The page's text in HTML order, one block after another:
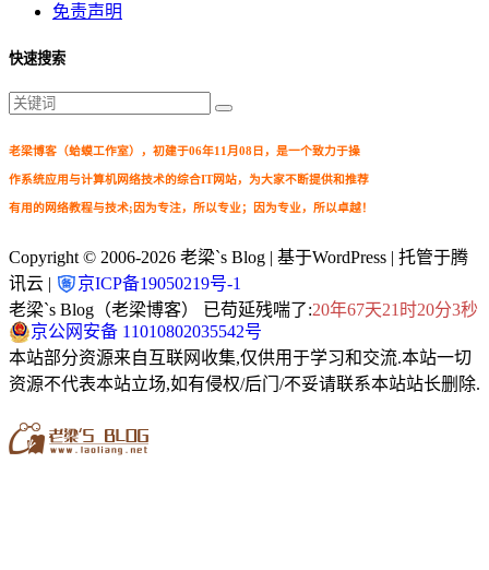
免责声明
快速搜索
老梁博客（蛤蟆工作室），初建于06年11月08日，是一个致力于操
作系统应用与计算机网络技术的综合IT网站，为大家不断提供和推荐
有用的网络教程与技术;因为专注，所以专业；因为专业，所以卓越！
Copyright © 2006-2026 老梁`s Blog | 基于WordPress | 托管于腾
讯云 |
京ICP备19050219号-1
老梁`s Blog（老梁博客） 已苟延残喘了:20年67天21时20分4秒
京公网安备 11010802035542号
本站部分资源来自互联网收集,仅供用于学习和交流.本站一切
资源不代表本站立场,如有侵权/后门/不妥请联系本站站长删除.